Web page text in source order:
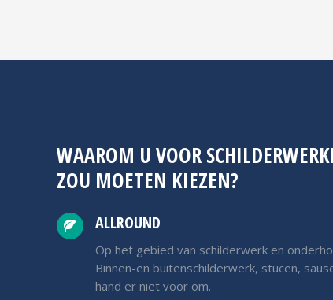
WAAROM U VOOR
ZOU MOETEN KIEZEN?
ALLROUND
Op het gebied van schilderwerk en
Binnen-en buitenschilderwerk, stucen,
hand er niet voor om.